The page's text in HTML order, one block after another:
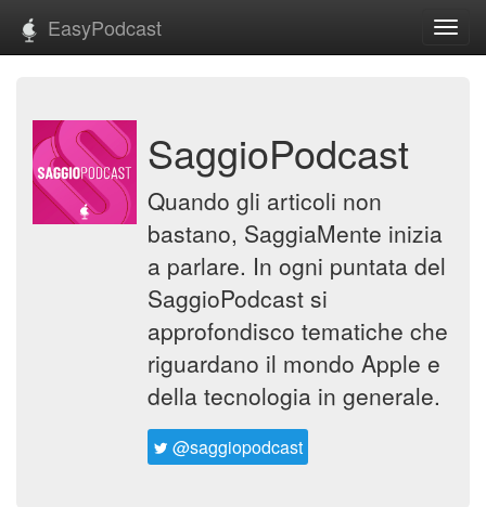
EasyPodcast
SaggioPodcast
Quando gli articoli non
bastano, SaggiaMente inizia
a parlare. In ogni puntata del
SaggioPodcast si
approfondisco tematiche che
riguardano il mondo Apple e
della tecnologia in generale.
@saggiopodcast